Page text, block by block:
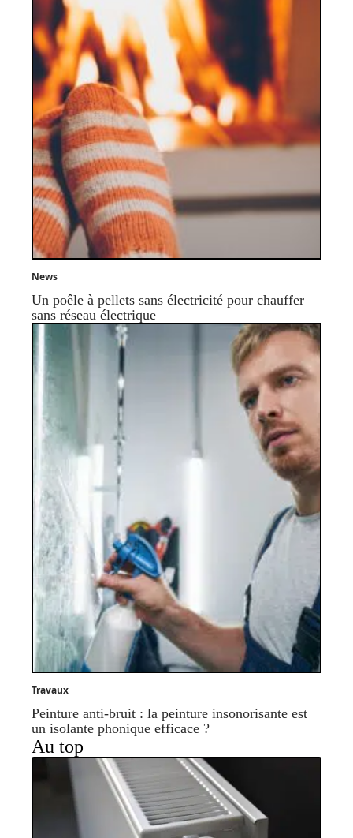
News
Un poêle à pellets sans électricité pour chauffer
sans réseau électrique
Travaux
Peinture anti-bruit : la peinture insonorisante est
un isolante phonique efficace ?
Au top